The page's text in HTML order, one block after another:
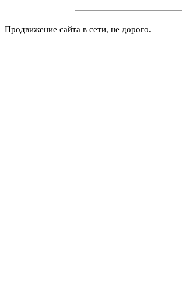
Продвижение сайта в сети, не дорого.